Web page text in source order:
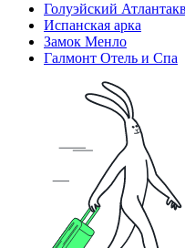
Голуэйский
Испанская арка
Замок Менло
Галмонт Отель и Спа